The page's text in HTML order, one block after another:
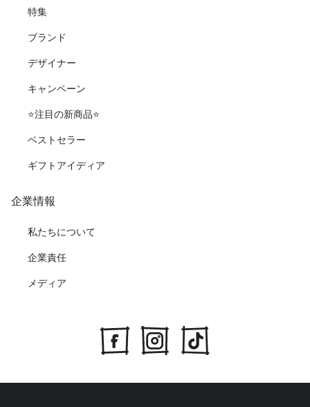
特集
ブランド
デザイナー
キャンペーン
⭐️注目の新商品⭐️
ベストセラー
ギフトアイディア
企業情報
私たちについて
企業責任
メディア